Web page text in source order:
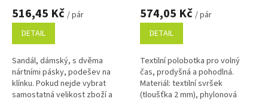
516,45 Kč / pár
DETAIL
Sandál, dámský, s dvěma
nártními pásky, podešev na
klínku. Pokud nejde vybrat
samostatná velikost zboží a
574,05 Kč / pár
DETAIL
Textilní polobotka pro volný
čas, prodyšná a pohodlná.
Materiál: textilní svršek
(tloušťka 2 mm), phylonová